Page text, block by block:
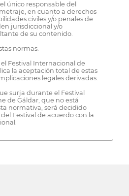
único responsable del
en cuanto a derechos
civiles y/o penales de
jurisdiccional y/o
de su contenido.
normas:
Festival Internacional de
la aceptación total de estas
legales derivadas.
surja durante el Festival
de Gáldar, que no está
normativa, será decidido
Festival de acuerdo con la